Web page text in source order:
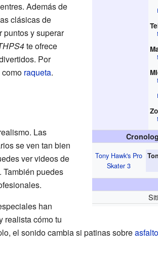
Tony Hawk's Pro
Skater 3
Además de
clásicas de
puntos y superar
te ofrece
Por
como raqueta.
Las
se ven tan bien
ver videos de
puedes
han
realista cómo tu
el sonido cambia si patinas sobreasfalto